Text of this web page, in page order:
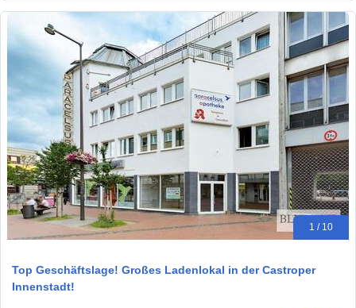
1 / 10
Top Geschäftslage! Großes Ladenlokal in der Castroper
Innenstadt!